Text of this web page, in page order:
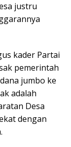
justru
kader Partai
pemerintah
jumbo ke
adalah
Desa
dengan